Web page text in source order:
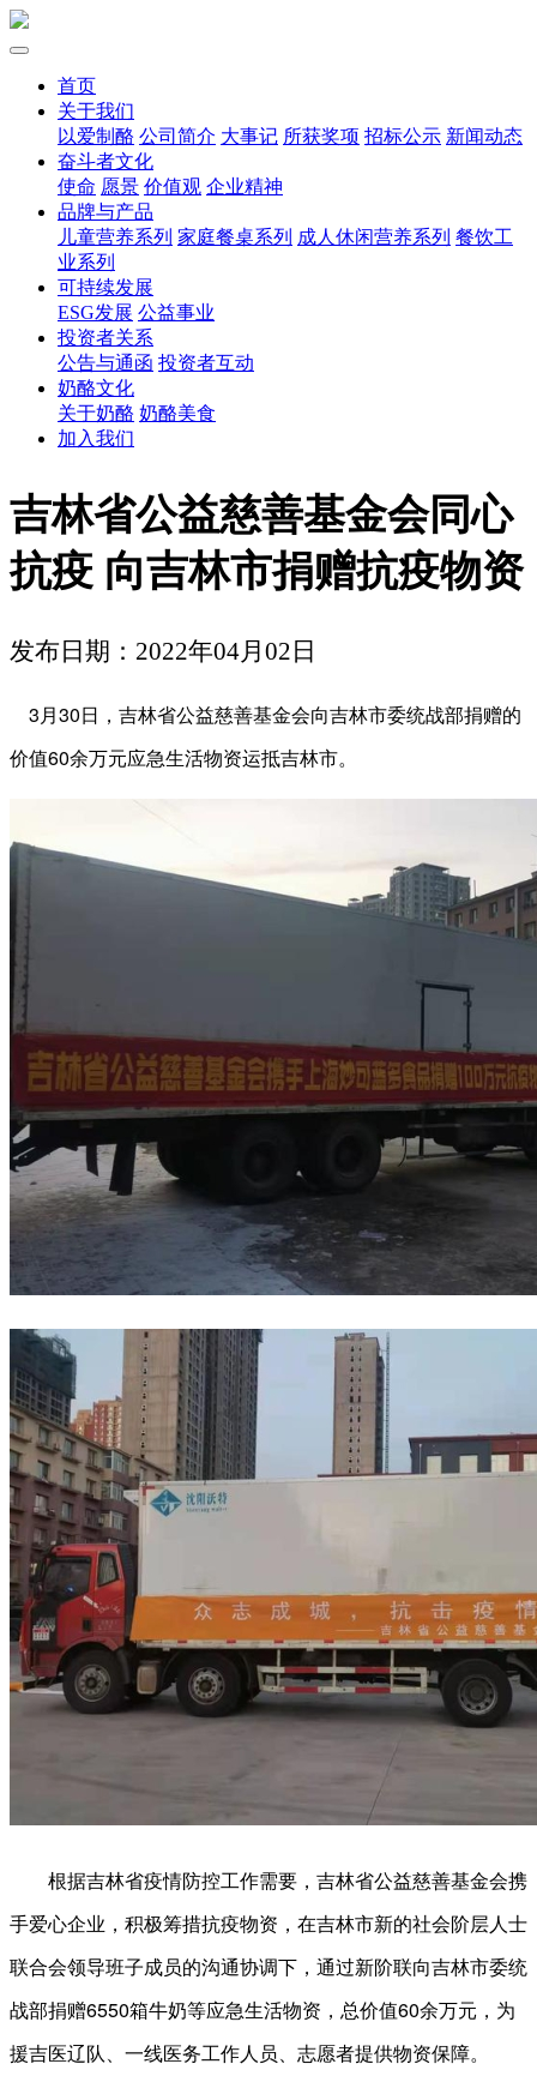
首页
关于我们
以爱制酪 公司简介 大事记 所获奖项 招标公示 新闻动态
奋斗者文化
使命 愿景 价值观 企业精神
品牌与产品
儿童营养系列 家庭餐桌系列 成人休闲营养系列 餐饮工
业系列
可持续发展
ESG发展 公益事业
投资者关系
公告与通函 投资者互动
奶酪文化
关于奶酪 奶酪美食
加入我们
吉林省公益慈善基金会同心
抗疫 向吉林市捐赠抗疫物资
发布日期：2022年04月02日
3月30日，吉林省公益慈善基金会向吉林市委统战部捐赠的
价值60余万元应急生活物资运抵吉林市。
根据吉林省疫情防控工作需要，吉林省公益慈善基金会携
手爱心企业，积极筹措抗疫物资，在吉林市新的社会阶层人士
联合会领导班子成员的沟通协调下，通过新阶联向吉林市委统
战部捐赠6550箱牛奶等应急生活物资，总价值60余万元，为
援吉医辽队、一线医务工作人员、志愿者提供物资保障。